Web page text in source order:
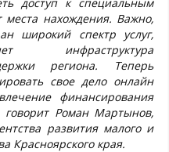
места нахождения. Важно,
широкий спектр услуг,
инфраструктура
региона. Теперь
свое дело онлайн
финансирования
говорит Роман Мартынов,
развития малого и
Красноярского края.